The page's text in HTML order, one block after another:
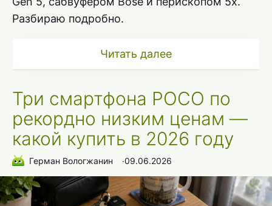
Разбираю подробно.
Читать далее
Три смартфона POCO по
рекордно низким ценам —
какой купить в 2026 году
Герман Вологжанин ∙09.06.2026